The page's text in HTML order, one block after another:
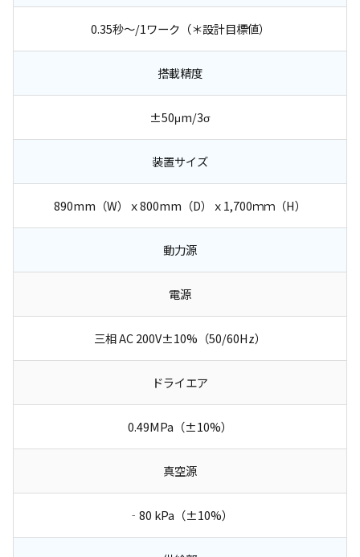
0.35秒～/1ワーク（＊設計目標値）
搭載精度
±50μm/3σ
装置サイズ
890mm（W）ｘ800mm（D）ｘ1,700ｍｍ（H）
動力源
電源
三相 AC 200V±10%（50/60Hz）
ドライエア
0.49MPa（±10%）
真空源
‐80 kPa（±10%）